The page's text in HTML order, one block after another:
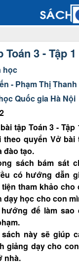
3 - Tập 1
học
- Phạm Thị Thanh
Quốc gia Hà Nội
tập Toán 3 -
quyển Vở bài
đào tạo.
sách bám sát
có hướng dẫn
tham khảo
dạy học cho con
để làm
này sẽ giúp
giảng dạy cho
nhà.